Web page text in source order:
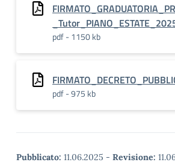
pdf - 1150 kb
pdf - 975 kb
Pubblicato: 11.06.2025 - Revisione: